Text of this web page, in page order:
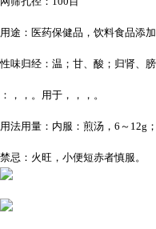
用途：医药保健品，饮料食品添加
性味归经：温；甘、酸；归肾、
：，，。用于，，，。
用法用量：内服：煎汤，6～12g
禁忌：火旺，小便短赤者慎服。